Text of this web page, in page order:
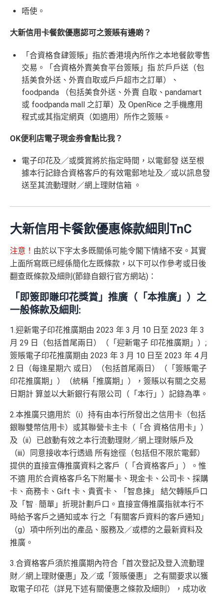
查看更多信用卡詳情及分析...
本地簽賬HK$6=1 Avios
生日當天簽賬HK$6=2 Avios
英航指定網頁買英航機票9折兼享HK$6 = 2 Avios
3年內Executive Club戶口有郁過就自動延長Avios有效
期
兌換Avios免手續費
❎缺點
只能收取Avios做回贈，無得選擇儲現金回贈
於推廣期內成功申請並於發卡後首2個月累積以下合資
迎新里數獎賞
累積合資格本地簽賬金額HK$20,000(即額外HK
$12,000)，可享額外7,000里數，合共15,000里
數
迎新優惠2：海外簽賬HK$2=1里數
推廣期至2026年6月30日
作之首HK$5,000合資格海外簽賬，可享HK$2=1里
數。多簽多賞！
拎住呢張卡搭ANA航班可以優先辦理登記手續之餘，訂機
夾埋一齊儲就可以好快再儲到機票去日本啦～
迎新優惠
推廣期至2025年6月30日
於推廣期內成功申請大新ANA World萬事達卡的同時或
P i-Account綜合理財戶口或Hello Kitty VIP i-Account綜
合理財戶口可享額外5,000里數。
✅優點
全城唯一可以直接賺取ANA里數之信用卡
賺ANA里數可以兌換ANA及Star Alliance航班的機票
每月自動兌換成里數免手續費
於HKG、NRT、HND、KIX及NGO機場出示此卡，即
可於ANA商務客艙櫃位優先辦理登機手續
可以透過ANA個Family program合併屋企人嘅里數，
兩公婆可以夾埋啲里數換機票
❎缺點
本地簽賬HK$8=1里，難儲咗但易換機票
唔使。
大新信用卡餐飲優惠認可之簽賬有邊啲？
「合資格食肆簽賬」指於香港境內所作之本地餐飲零售
交易。「合資格外賣美食平台簽賬」指 於戶戶送（包
括美食外送、外賣自取或戶戶超市之訂單）、
foodpanda （包括美食外送、外賣 自取、pandamart
或 foodpanda mall 之訂單）及 OpenRice 之手機應用
程式或其指定網頁（如適用）所作之簽賬。
OK便利店電子現金券會點比我？
電子印花及／或獎賞將於指定時間，以電郵發 送至根
據本行記錄合資格客戶的有效電郵地址及／或以訊息發
送至其流動理財／網上理財信箱 。
大新信用卡餐飲優惠條款細則TnC
注意！ 由於以下字太多既關係可能令閣下情緒不安。其實
上面所寫既已經係簡化左既條款，以下可以作參考或日後
翻查既條款及細則(節錄自銀行官方網站)：
「即簽即賺印花獎賞」推廣（「本推廣」）之
一般條款及細則:
1.迎新電子印花推廣期由 2023 年 3 月 10 日至 2023 年 3
月 29 日（包括首尾兩日）（「迎新電子 印花推廣期」）;
簽賬電子印花推廣期由 2023 年 3 月 10 日至 2023 年 4 月
2 日（每逢星期六 或日）（包括首尾兩日）（「簽賬電子
印花推廣期」）（統稱「推廣期」），簽賬以有關之交易
日期計 算並以大新銀行有限公司（「本行」）記錄為準。
2.本推廣只適用於（i）持有由本行所發出之信用卡（包括
銀聯雙幣信用卡）或其聯營卡主卡（「合 資格信用卡」）
及（ii）已啟動有效之本行流動理財／網上理財賬戶及
（iii）同意接收本行透過 所有途徑（包括但不限於電郵）
提供的直接宣傳推廣資料之客戶（「合資格客戶」）。惟
不適 用於合資格客戶名下附屬卡、現金卡、公司卡、採購
卡、商務卡、Gift 卡、貴賓卡、「智息揀」 結欠轉賬戶口
及「智 ‧ 簡單」折現計劃戶口。直接宣傳推廣指就本行不
時給予客戶之通知或本 行之「有關客戶資料的客戶通知」
（g）項中所列出的產品、服務及／或標的之最新資料及
推廣。
3.合資格客戶須於推廣期內符合「首次登記及登入流動理
財／網上理財優惠」及／或「簽賬優惠」 之有關要求以獲
取電子印花（詳見下述有關優惠之條款及細則），成功收